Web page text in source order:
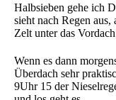
Halbsieben gehe ich
sieht nach Regen
Zelt unter das
Wenn es dann
Überdach sehr
9Uhr 15 der